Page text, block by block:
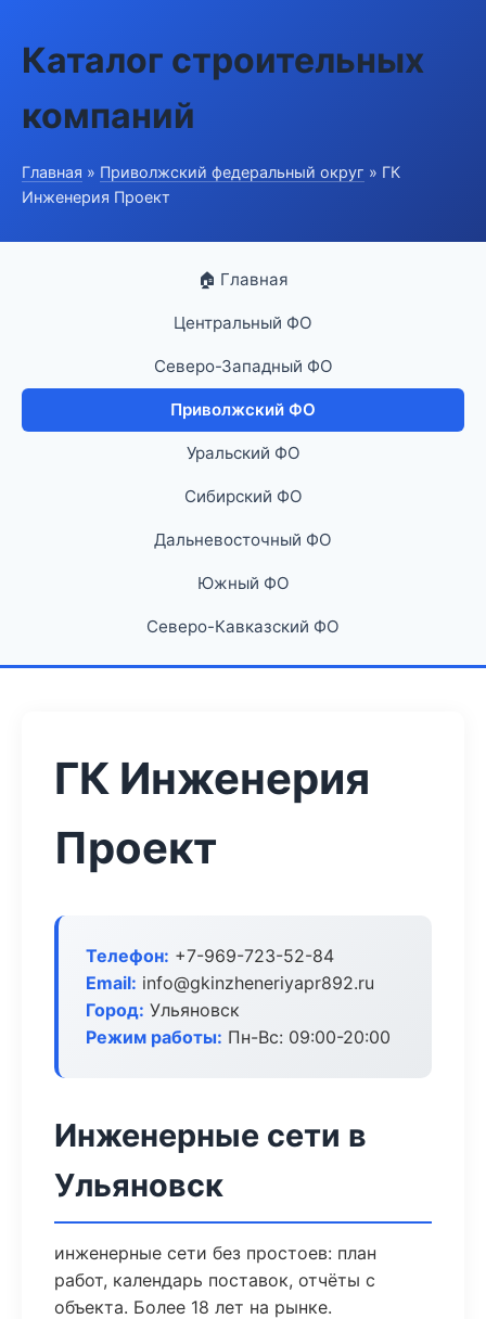
Каталог строительных
компаний
Главная » Приволжский федеральный округ » ГК
Инженерия Проект
🏠 Главная
Центральный ФО
Северо-Западный ФО
Приволжский ФО
Уральский ФО
Сибирский ФО
Дальневосточный ФО
Южный ФО
Северо-Кавказский ФО
ГК Инженерия
Проект
Телефон: +7-969-723-52-84
Email: info@gkinzheneriyapr892.ru
Город: Ульяновск
Режим работы: Пн-Вс: 09:00-20:00
Инженерные сети в
Ульяновск
инженерные сети без простоев: план
работ, календарь поставок, отчёты с
объекта. Более 18 лет на рынке.